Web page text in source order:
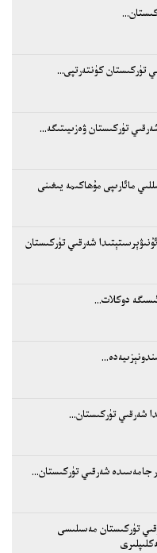
تۈركىستان كۈنتەرتپى...
تۈركىستان ۋەزىيىتىگە...
مائارىپى مۇھاكىمە يىغىنى
شەرقىي تۈركىستان
دوكلات...
شەرقىي تۈركىستان...
جامەسىدە شەرقىي تۈركىستان...
تۈركىستان مەسىلىسى